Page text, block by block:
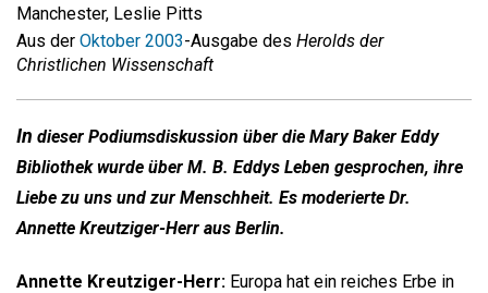
Manchester, Leslie Pitts
Aus der Oktober 2003-Ausgabe des Herolds der
Christlichen Wissenschaft
In dieser Podiumsdiskussion über die Mary Baker Eddy
Bibliothek wurde über M. B. Eddys Leben gesprochen, ihre
Liebe zu uns und zur Menschheit. Es moderierte Dr.
Annette Kreutziger-Herr aus Berlin.
Annette Kreutziger-Herr: Europa hat ein reiches Erbe in